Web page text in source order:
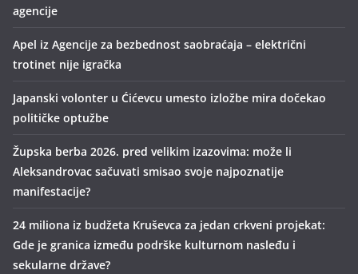
agencije
Apel iz Agencije za bezbednost saobraćaja – električni
trotinet nije igračka
Japanski volonter u Ćićevcu umesto izložbe mira dočekao
političke optužbe
Župska berba 2026. pred velikim izazovima: može li
Aleksandrovac sačuvati smisao svoje najpoznatije
manifestacije?
24 miliona iz budžeta Kruševca za jedan crkveni projekat:
Gde je granica između podrške kulturnom nasleđu i
sekularne države?